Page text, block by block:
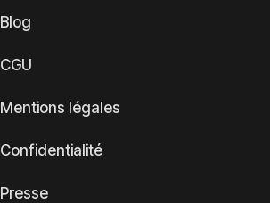
Blog
CGU
Mentions légales
Confidentialité
Presse